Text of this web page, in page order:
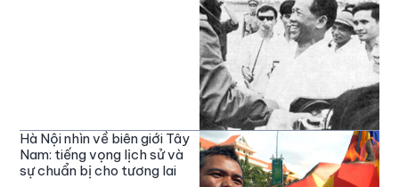
Hà Nội nhìn về biên giới Tây
Nam: tiếng vọng lịch sử và
sự chuẩn bị cho tương lai